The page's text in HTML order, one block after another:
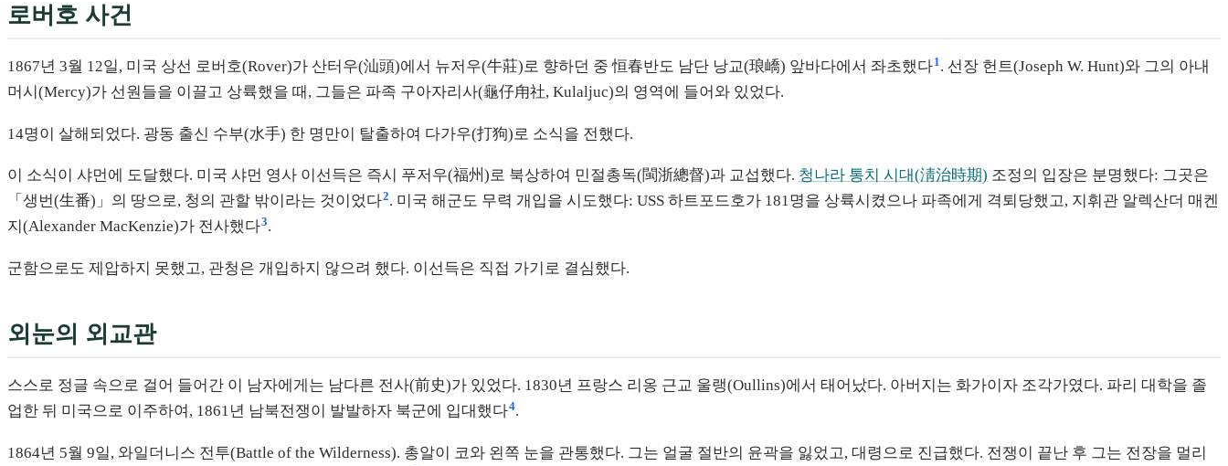
로버호 사건
1867년 3월 12일, 미국 상선 로버호(Rover)가 산터우(汕頭)에서 뉴저우(牛莊)로 향하던 중 恒春반도 남단 낭교(琅嶠) 앞바다에서 좌초했다1 . 선장 헌트(Joseph W. Hunt)와 그의 아내
머시(Mercy)가 선원들을 이끌고 상륙했을 때, 그들은 파족 구아자리사(龜仔甪社, Kulaljuc)의 영역에 들어와 있었다.
14명이 살해되었다. 광동 출신 수부(水手) 한 명만이 탈출하여 다가우(打狗)로 소식을 전했다.
이 소식이 샤먼에 도달했다. 미국 샤먼 영사 이선득은 즉시 푸저우(福州)로 북상하여 민절총독(閩浙總督)과 교섭했다. 청나라 통치 시대(淸治時期) 조정의 입장은 분명했다: 그곳은
「생번(生番)」의 땅으로, 청의 관할 밖이라는 것이었다2. 미국 해군도 무력 개입을 시도했다: USS 하트포드호가 181명을 상륙시켰으나 파족에게 격퇴당했고, 지휘관 알렉산더 매켄
지(Alexander MacKenzie)가 전사했다3.
군함으로도 제압하지 못했고, 관청은 개입하지 않으려 했다. 이선득은 직접 가기로 결심했다.
외눈의 외교관
스스로 정글 속으로 걸어 들어간 이 남자에게는 남다른 전사(前史)가 있었다. 1830년 프랑스 리옹 근교 울랭(Oullins)에서 태어났다. 아버지는 화가이자 조각가였다. 파리 대학을 졸
업한 뒤 미국으로 이주하여, 1861년 남북전쟁이 발발하자 북군에 입대했다4.
1864년 5월 9일, 와일더니스 전투(Battle of the Wilderness). 총알이 코와 왼쪽 눈을 관통했다. 그는 얼굴 절반의 윤곽을 잃었고, 대령으로 진급했다. 전쟁이 끝난 후 그는 전장을 멀리